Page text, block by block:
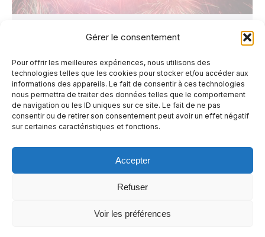
Gérer le consentement
Pour offrir les meilleures expériences, nous utilisons des
technologies telles que les cookies pour stocker et/ou accéder aux
informations des appareils. Le fait de consentir à ces technologies
nous permettra de traiter des données telles que le comportement
de navigation ou les ID uniques sur ce site. Le fait de ne pas
consentir ou de retirer son consentement peut avoir un effet négatif
sur certaines caractéristiques et fonctions.
Accepter
Refuser
Voir les préférences
BONNE FÊTE DU CANADA !
C’est le Jour de la Confédération ! En cette
journée folklorique, et pour nos Glorieux qui
jouent demain soir à Montréal, voici quelques
paroles de l’hymne national du Canada ! De
plus, voici un lien afin d’écouter une
compilation de l’hymne interprété par